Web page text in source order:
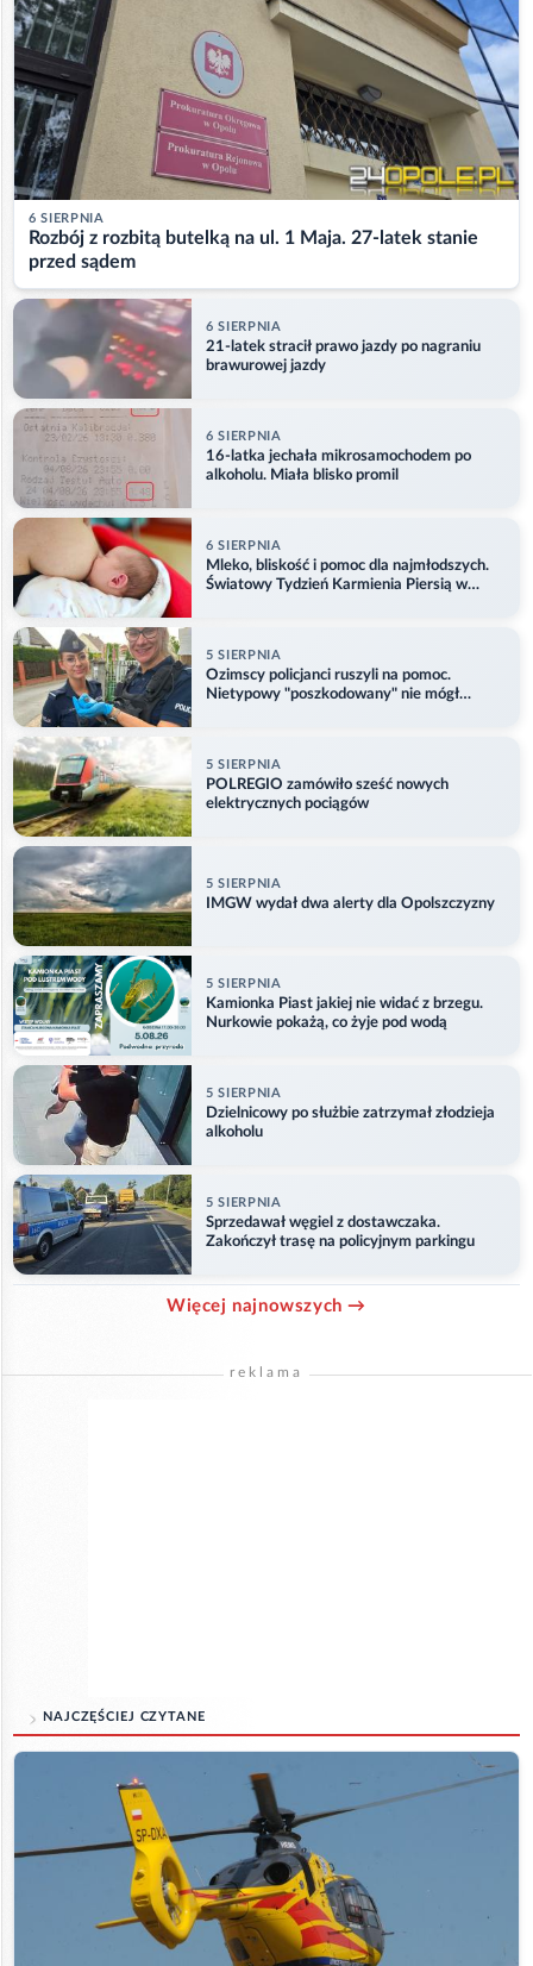
6 SIERPNIA
Rozbój z rozbitą butelką na ul. 1 Maja. 27-latek stanie
przed sądem
6 SIERPNIA
21-latek stracił prawo jazdy po nagraniu
brawurowej jazdy
6 SIERPNIA
16-latka jechała mikrosamochodem po
alkoholu. Miała blisko promil
6 SIERPNIA
Mleko, bliskość i pomoc dla najmłodszych.
Światowy Tydzień Karmienia Piersią w
5 SIERPNIA
Ozimscy policjanci ruszyli na pomoc.
Nietypowy "poszkodowany" nie mógł
5 SIERPNIA
POLREGIO zamówiło sześć nowych
elektrycznych pociągów
5 SIERPNIA
IMGW wydał dwa alerty dla Opolszczyzny
5 SIERPNIA
Kamionka Piast jakiej nie widać z brzegu.
Nurkowie pokażą, co żyje pod wodą
5 SIERPNIA
Dzielnicowy po służbie zatrzymał złodzieja
alkoholu
5 SIERPNIA
Sprzedawał węgiel z dostawczaka.
Zakończył trasę na policyjnym parkingu
Więcej najnowszych →
reklama
NAJCZĘŚCIEJ CZYTANE